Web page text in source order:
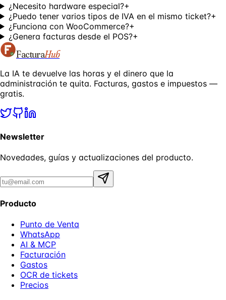
¿Necesito hardware especial?+
¿Puedo tener varios tipos de IVA en el mismo ticket?+
¿Funciona con WooCommerce?+
¿Genera facturas desde el POS?+
FacturaHub
La IA te devuelve las horas y el dinero que la
administración te quita. Facturas, gastos e impuestos —
gratis.
Newsletter
Novedades, guías y actualizaciones del producto.
Producto
Punto de Venta
WhatsApp
AI & MCP
Facturación
Gastos
OCR de tickets
Precios